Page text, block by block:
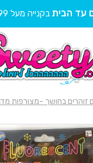
עד הבית בקנייה מעל 299 ₪
זוהרים בחושך -מצורפות